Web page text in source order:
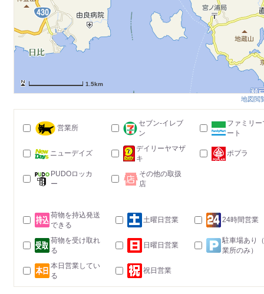
1.5km
地図閲
営業所
セブン-イレブ
ン
ファミリー
ート
ニューデイズ
デイリーヤマザ
キ
ポプラ
PUDOロッカ
ー
その他の取扱
店
荷物を持込発送
できる
土曜日営業 24時間営業
荷物を受け取れ
る
日曜日営業
駐車場あり
業所のみ）
本日営業してい
る
祝日営業